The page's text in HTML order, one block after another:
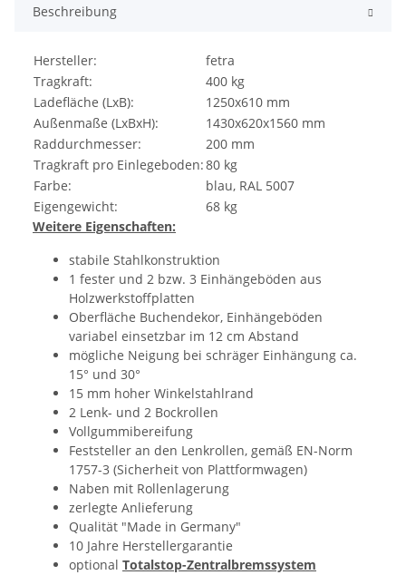
Beschreibung
Hersteller:
fetra
Tragkraft:
400 kg
Ladefläche (LxB):
1250x610 mm
Außenmaße (LxBxH):
1430x620x1560 mm
Raddurchmesser:
200 mm
Tragkraft pro Einlegeboden:80 kg
Farbe:
blau, RAL 5007
Eigengewicht:
68 kg
Weitere Eigenschaften:
stabile Stahlkonstruktion
1 fester und 2 bzw. 3 Einhängeböden aus
Holzwerkstoffplatten
Oberfläche Buchendekor, Einhängeböden
variabel einsetzbar im 12 cm Abstand
mögliche Neigung bei schräger Einhängung ca.
15° und 30°
15 mm hoher Winkelstahlrand
2 Lenk- und 2 Bockrollen
Vollgummibereifung
Feststeller an den Lenkrollen, gemäß EN-Norm
1757-3 (Sicherheit von Plattformwagen)
Naben mit Rollenlagerung
zerlegte Anlieferung
Qualität "Made in Germany"
10 Jahre Herstellergarantie
optional Totalstop-Zentralbremssystem